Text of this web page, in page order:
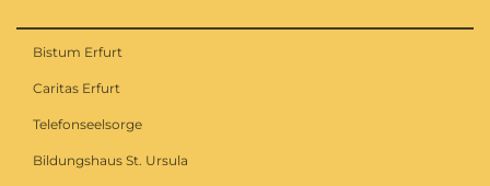
Bistum Erfurt
Caritas Erfurt
Telefonseelsorge
Bildungshaus St. Ursula